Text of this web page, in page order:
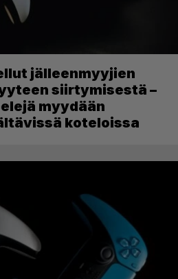
jälleenmyyjien
siirtymisestä –
myydään
koteloissa